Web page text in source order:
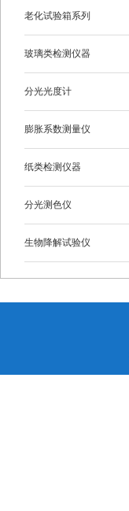
老化试验箱系列
玻璃类检测仪器
分光光度计
膨胀系数测量仪
纸类检测仪器
分光测色仪
生物降解试验仪